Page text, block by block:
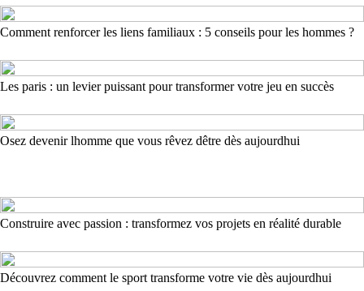
Comment renforcer les liens familiaux : 5 conseils pour les hommes ?
Les paris : un levier puissant pour transformer votre jeu en succès
Osez devenir lhomme que vous rêvez dêtre dès aujourdhui
Construire avec passion : transformez vos projets en réalité durable
Découvrez comment le sport transforme votre vie dès aujourdhui